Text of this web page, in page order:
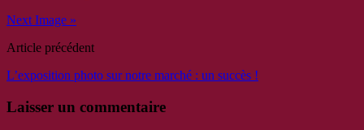
Next Image »
Article précédent
L’exposition photo sur notre marché : un succès !
Laisser un commentaire